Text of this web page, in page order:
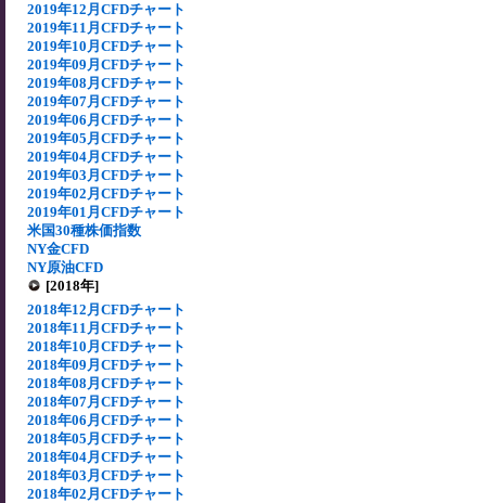
2019年12月CFDチャート
2019年11月CFDチャート
2019年10月CFDチャート
2019年09月CFDチャート
2019年08月CFDチャート
2019年07月CFDチャート
2019年06月CFDチャート
2019年05月CFDチャート
2019年04月CFDチャート
2019年03月CFDチャート
2019年02月CFDチャート
2019年01月CFDチャート
米国30種株価指数
NY金CFD
NY原油CFD
[2018年]
2018年12月CFDチャート
2018年11月CFDチャート
2018年10月CFDチャート
2018年09月CFDチャート
2018年08月CFDチャート
2018年07月CFDチャート
2018年06月CFDチャート
2018年05月CFDチャート
2018年04月CFDチャート
2018年03月CFDチャート
2018年02月CFDチャート